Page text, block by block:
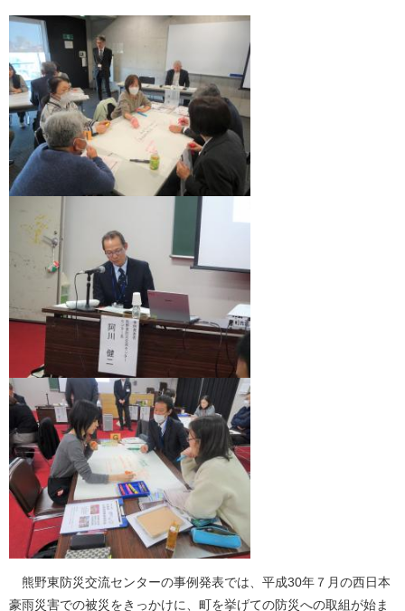
熊野東防災交流センターの事例発表では、平成30年７月の西日本
豪雨災害での被災をきっかけに、町を挙げての防災への取組が始ま